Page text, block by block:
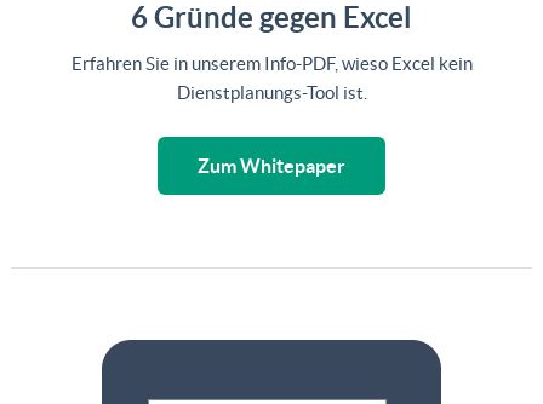
6 Gründe gegen Excel
Erfahren Sie in unserem Info-PDF, wieso Excel kein
Dienstplanungs-Tool ist.
Zum Whitepaper